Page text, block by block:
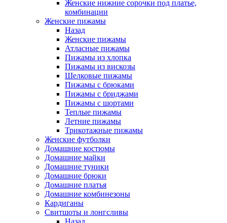
Женские нижние сорочки под платье,
комбинации
Женские пижамы
Назад
Женские пижамы
Атласные пижамы
Пижамы из хлопка
Пижамы из вискозы
Шелковые пижамы
Пижамы с брюками
Пижамы с бриджами
Пижамы с шортами
Теплые пижамы
Летние пижамы
Трикотажные пижамы
Женские футболки
Домашние костюмы
Домашние майки
Домашние туники
Домашние брюки
Домашние платья
Домашние комбинезоны
Кардиганы
Свитшоты и лонгсливы
Назад